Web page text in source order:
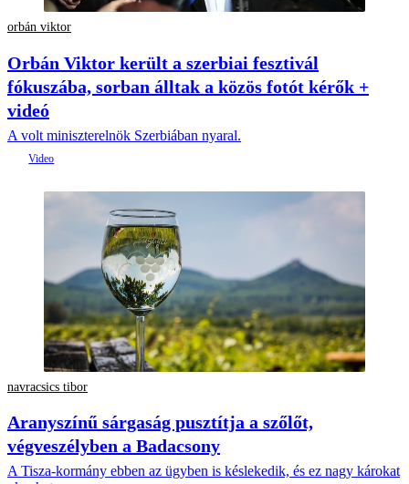
orbán viktor
Orbán Viktor került a szerbiai fesztivál
fókuszába, sorban álltak a közös fotót kérők +
videó
A volt miniszterelnök Szerbiában nyaral.
navracsics tibor
Aranyszínű sárgaság pusztítja a szőlőt,
végveszélyben a Badacsony
A Tisza-kormány ebben az ügyben is késlekedik, és ez nagy károkat